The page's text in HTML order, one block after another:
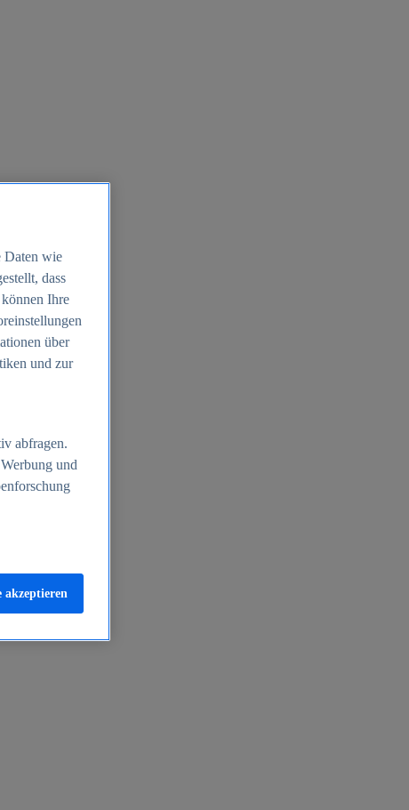
Daten wie
dass
Ihre
über
und zur
abfragen.
und
akzeptieren